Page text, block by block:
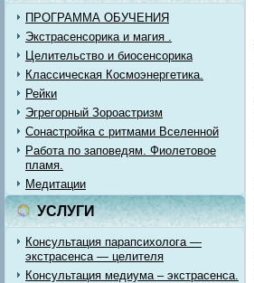
ПРОГРАММА ОБУЧЕНИЯ
Экстрасенсорика и магия .
Целительство и биосенсорика
Классическая Космоэнергетика.
Рейки
Эгрегорный Зороастризм
Сонастройка с ритмами Вселенной
Работа по заповедям. Фиолетовое
пламя.
Медитации
УСЛУГИ
Консультация парапсихолога —
экстрасенса — целителя
Консультация медиума – экстрасенса.